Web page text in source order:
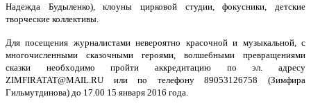
Надежда Будыленко), клоуны цирковой студии, фокусники, детские
творческие коллективы.
Для посещения журналистами невероятно красочной и музыкальной, с
многочисленными сказочными героями, волшебными превращениями
сказки необходимо пройти аккредитацию по эл. адресу
ZIMFIRATAT@MAIL.RU или по телефону 89053126758 (Зимфира
Гильмутдинова) до 17.00 15 января 2016 года.